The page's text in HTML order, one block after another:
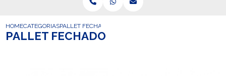
HOMECATEGORIASPALLET FECHADO
PALLET FECHADO